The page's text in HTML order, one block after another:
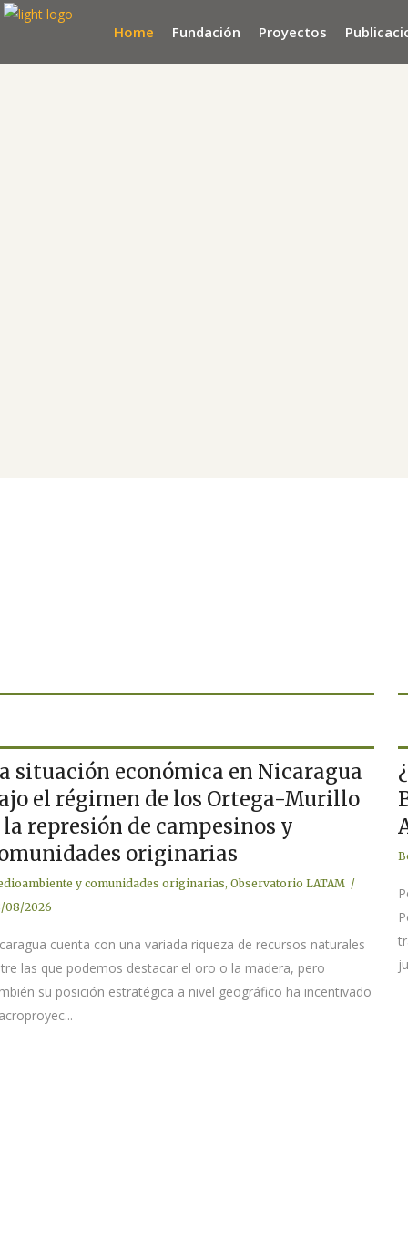
Home Fundación Proyectos
situación económica en Nicaragua
el régimen de los Ortega-Murillo
represión de campesinos y
originarias
y comunidades originarias, Observatorio LATAM
08/2026
cuenta con una variada riqueza de recursos naturales
las que podemos destacar el oro o la madera, pero
su posición estratégica a nivel geográfico ha incentivado